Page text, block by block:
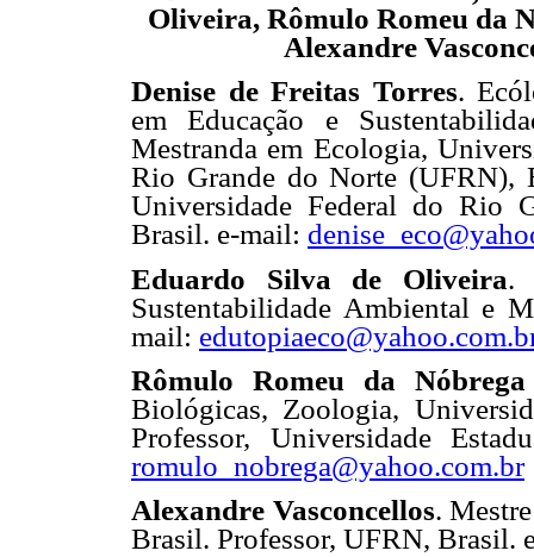
Oliveira, Rômulo Romeu da
Alexandre
Denise de Freitas Torres.
em Educação e
Mestranda em Ecologia,
Rio Grande do Norte (UFRN),
Universidade Federal do Rio
Brasil. e-mail:
Eduardo Silva de Oliveira.
Sustentabilidade Ambiental e
mail:
Rômulo Romeu da
Biológicas, Zoologia,
Professor, Universidade
romulo_nobrega@yahoo.com.br
Alexandre Vasconcellos.
Brasil. Professor, UFRN, Brasil.